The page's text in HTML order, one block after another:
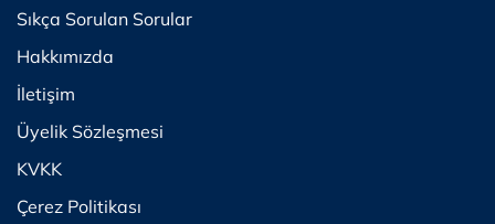
Sıkça Sorulan Sorular
Hakkımızda
İletişim
Üyelik Sözleşmesi
KVKK
Çerez Politikası